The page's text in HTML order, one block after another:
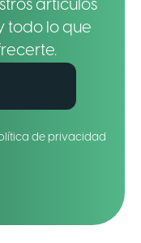
artículos
todo lo que
de privacidad